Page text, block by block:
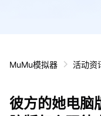
MuMu模拟器 活动资
彼方的她电脑